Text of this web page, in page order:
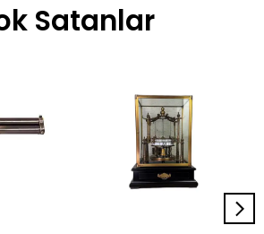
Satanlar